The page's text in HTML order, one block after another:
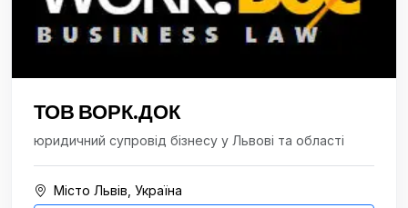
ТОВ ВОРК.ДОК
юридичний супровід бізнесу у Львові та області
Місто Львів, Україна